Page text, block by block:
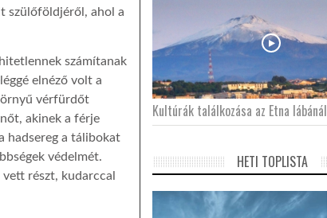
szülőföldjéről, ahol a
számítanak
elnéző volt a
vérfürdőt
akinek a férje
hadsereg a tálibokat
védelmét.
részt, kudarccal
Kultúrák találkozása az Etna lábánál
HETI TOPLISTA